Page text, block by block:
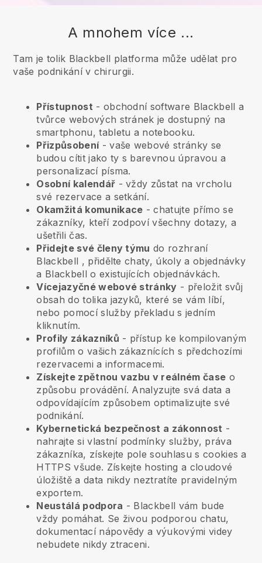
A mnohem více ...
Tam je tolik Blackbell platforma může udělat pro
vaše podnikání v chirurgii.
Přístupnost - obchodní software Blackbell a
tvůrce webových stránek je dostupný na
smartphonu, tabletu a notebooku.
Přizpůsobení- vaše webové stránky se
budou cítit jako ty s barevnou úpravou a
personalizací písma.
Osobní kalendář - vždy zůstat na vrcholu
své rezervace a setkání.
Okamžitá komunikace - chatujte přímo se
zákazníky, kteří zodpoví všechny dotazy, a
ušetřili čas.
Přidejte své členy týmu do rozhraní
Blackbell , přidělte chaty, úkoly a objednávky
a Blackbell o existujících objednávkách.
Vícejazyčné webové stránky - přeložit svůj
obsah do tolika jazyků, které se vám líbí,
nebo pomocí služby překladu s jedním
kliknutím.
Profily zákazníků - přístup ke kompilovaným
profilům o vašich zákaznících s předchozími
rezervacemi a informacemi.
Získejte zpětnou vazbu v reálném čase o
způsobu provádění. Analyzujte svá data a
odpovídajícím způsobem optimalizujte své
podnikání.
Kybernetická bezpečnost a zákonnost -
nahrajte si vlastní podmínky služby, práva
zákazníka, získejte pole souhlasu s cookies a
HTTPS všude. Získejte hosting a cloudové
úložiště a data nikdy neztratíte pravidelným
exportem.
Neustálá podpora - Blackbell vám bude
vždy pomáhat. Se živou podporou chatu,
dokumentací nápovědy a výukovými videy
nebudete nikdy ztraceni.